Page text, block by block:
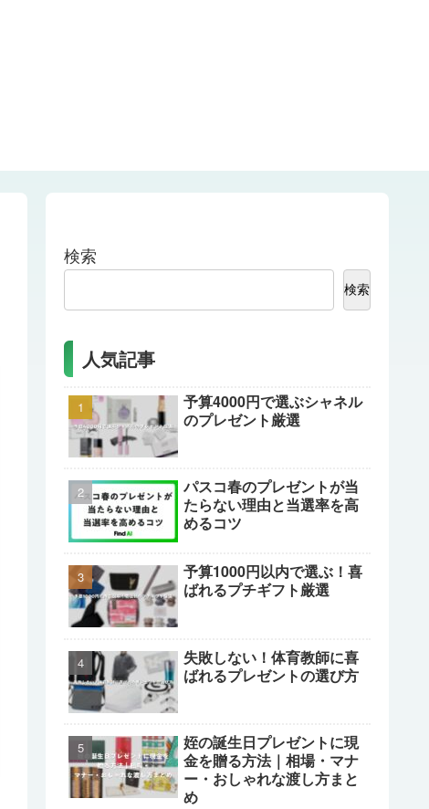
検索
検索
人気記事
予算4000円で選ぶシャネル
のプレゼント厳選
パスコ春のプレゼントが当
たらない理由と当選率を高
めるコツ
予算1000円以内で選ぶ！喜
ばれるプチギフト厳選
失敗しない！体育教師に喜
ばれるプレゼントの選び方
姪の誕生日プレゼントに現
金を贈る方法｜相場・マナ
ー・おしゃれな渡し方まと
め